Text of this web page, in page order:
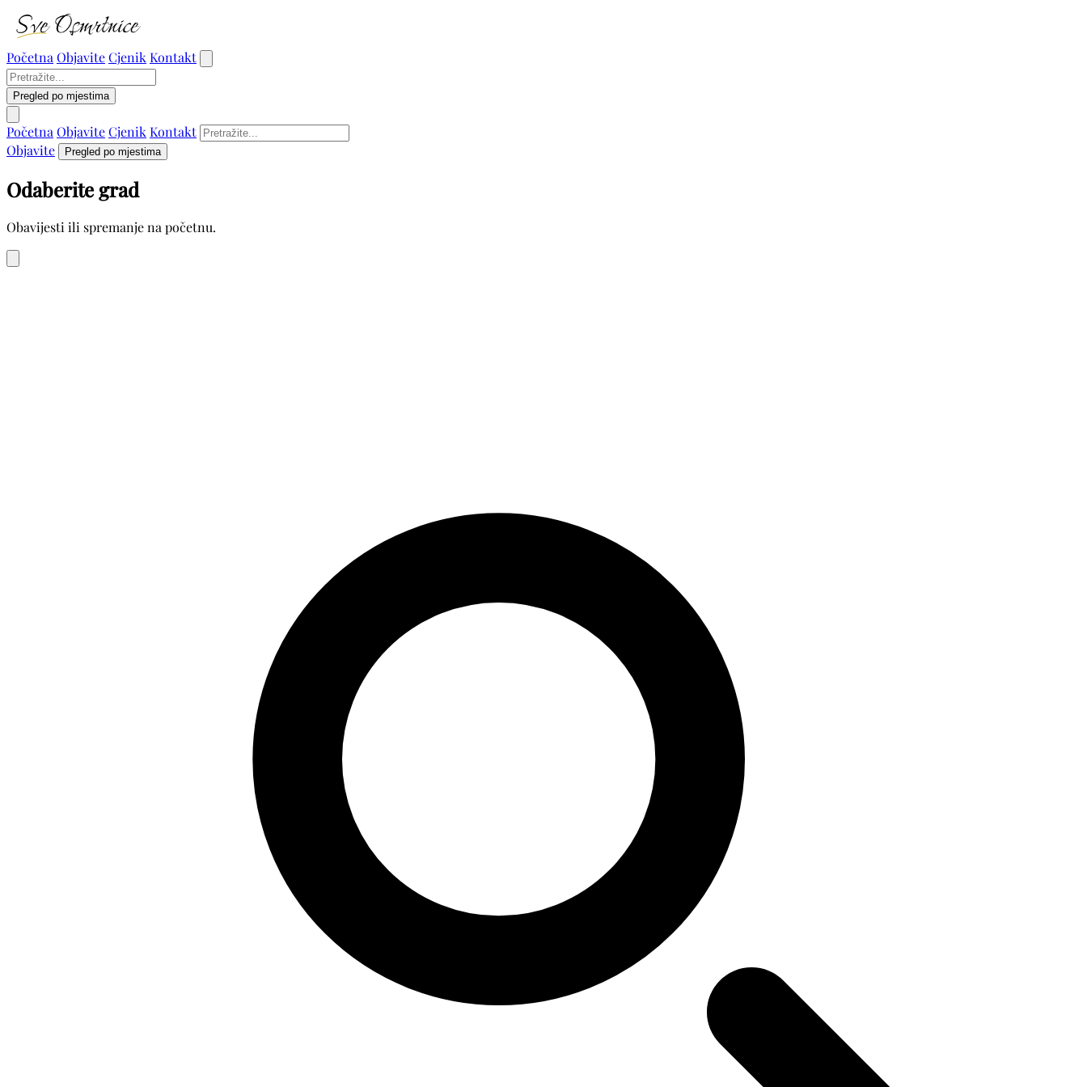
Početna ObjaviteCjenik Kontakt
Pregled po mjestima
Početna ObjaviteCjenik Kontakt
Objavite
Pregled po mjestima
Odaberite grad
Obavijesti ili spremanje na početnu.